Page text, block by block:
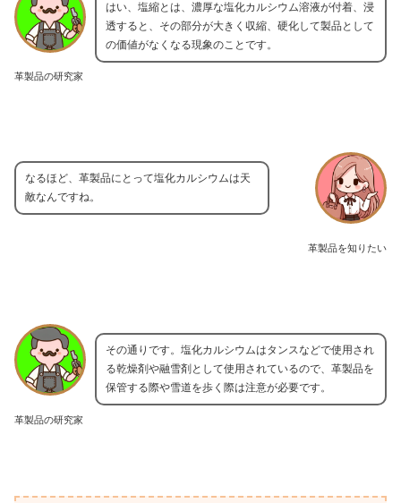
革製品の研究家
はい、塩縮とは、濃厚な塩化カルシウム溶液が付着、浸
透すると、その部分が大きく収縮、硬化して製品として
の価値がなくなる現象のことです。
革製品を知りたい
なるほど、革製品にとって塩化カルシウムは天
敵なんですね。
革製品の研究家
その通りです。塩化カルシウムはタンスなどで使用され
る乾燥剤や融雪剤として使用されているので、革製品を
保管する際や雪道を歩く際は注意が必要です。